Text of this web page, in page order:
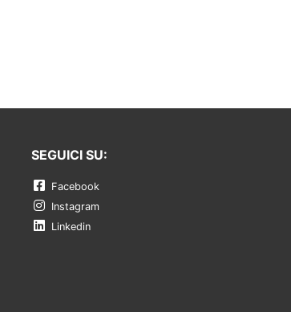
SEGUICI SU:
Facebook
Instagram
Linkedin